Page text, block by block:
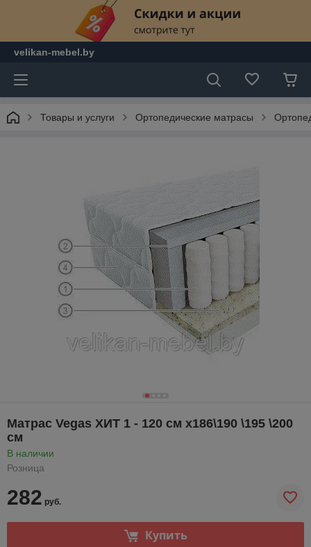
velikan-mebel.by
Товары и услуги Ортопедические матрасы
Матрас Vegas ХИТ 1 - 120 см x186\190 \195 \200
см
В наличии
Розница
282 руб.
Купить